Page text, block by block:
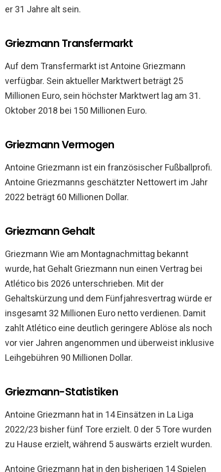
er 31 Jahre alt sein.
Griezmann Transfermarkt
Auf dem Transfermarkt ist Antoine Griezmann
verfügbar. Sein aktueller Marktwert beträgt 25
Millionen Euro, sein höchster Marktwert lag am 31.
Oktober 2018 bei 150 Millionen Euro.
Griezmann Vermogen
Antoine Griezmann ist ein französischer Fußballprofi.
Antoine Griezmanns geschätzter Nettowert im Jahr
2022 beträgt 60 Millionen Dollar.
Griezmann Gehalt
Griezmann Wie am Montagnachmittag bekannt
wurde, hat Gehalt Griezmann nun einen Vertrag bei
Atlético bis 2026 unterschrieben. Mit der
Gehaltskürzung und dem Fünfjahresvertrag würde er
insgesamt 32 Millionen Euro netto verdienen. Damit
zahlt Atlético eine deutlich geringere Ablöse als noch
vor vier Jahren angenommen und überweist inklusive
Leihgebühren 90 Millionen Dollar.
Griezmann-Statistiken
Antoine Griezmann hat in 14 Einsätzen in La Liga
2022/23 bisher fünf Tore erzielt. 0 der 5 Tore wurden
zu Hause erzielt, während 5 auswärts erzielt wurden.
Antoine Griezmann hat in den bisherigen 14 Spielen